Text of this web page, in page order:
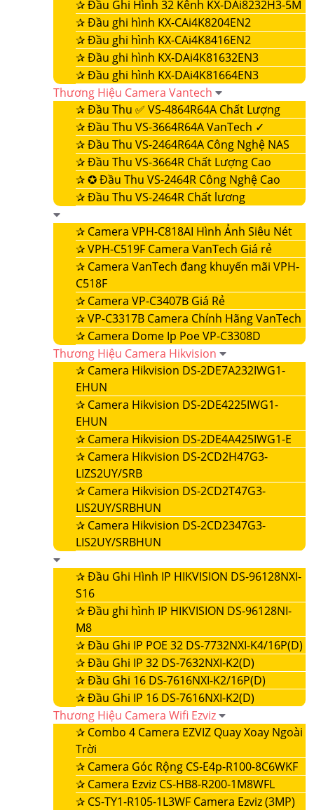
✰Đầu Ghi Hình 32 Kênh KX-DAi8232H3-5M
✰Đầu ghi hình KX-CAi4K8204EN2
✰Đầu ghi hình KX-CAi4K8416EN2
✰Đầu ghi hình KX-DAi4K81632EN3
✰Đầu ghi hình KX-DAi4K81664EN3
Thương Hiệu Camera Vantech
✰Đầu Thu ✅ VS-4864R64A Chất Lượng
✰Đầu Thu VS-3664R64A VanTech ✓
✰Đầu Thu VS-2464R64A Công Nghệ NAS
✰Đầu Thu VS-3664R Chất Lượng Cao
✰✪ Đầu Thu VS-2464R Công Nghệ Cao
✰Đầu Thu VS-2464R Chất lương
✰ Camera VPH-C818AI Hình Ảnh Siêu Nét
✰VPH-C519F Camera VanTech Giá rẻ
✰ Camera VanTech đang khuyến mãi VPH-
C518F
✰ Camera VP-C3407B Giá Rẻ
✰VP-C3317B Camera Chính Hãng VanTech
✰ Camera Dome Ip Poe VP-C3308D
Thương Hiệu Camera Hikvision
✰ Camera Hikvision DS-2DE7A232IWG1-
EHUN
✰ Camera Hikvision DS-2DE4225IWG1-
EHUN
✰ Camera Hikvision DS-2DE4A425IWG1-E
✰ Camera Hikvision DS-2CD2H47G3-
LIZS2UY/SRB
✰ Camera Hikvision DS-2CD2T47G3-
LIS2UY/SRBHUN
✰ Camera Hikvision DS-2CD2347G3-
LIS2UY/SRBHUN
✰Đầu Ghi Hình IP HIKVISION DS-96128NXI-
S16
✰Đầu ghi hình IP HIKVISION DS-96128NI-
M8
✰Đầu Ghi IP POE 32 DS-7732NXI-K4/16P(D)
✰Đầu Ghi IP 32 DS-7632NXI-K2(D)
✰Đầu Ghi 16 DS-7616NXI-K2/16P(D)
✰Đầu Ghi IP 16 DS-7616NXI-K2(D)
Thương Hiệu Camera Wifi Ezviz
✰ Combo 4 Camera EZVIZ Quay Xoay Ngoài
Trời
✰ Camera Góc Rộng CS-E4p-R100-8C6WKF
✰ Camera Ezviz CS-HB8-R200-1M8WFL
✰ CS-TY1-R105-1L3WF Camera Ezviz (3MP)